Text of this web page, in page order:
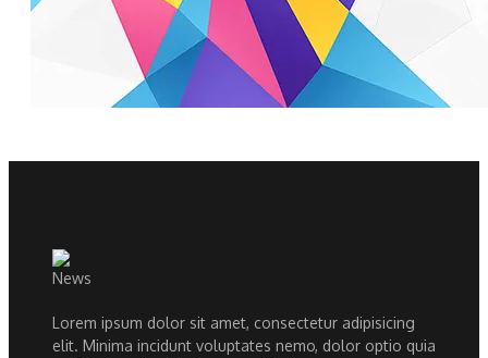
Lorem ipsum dolor sit amet, consectetur adipisicing
elit. Minima incidunt voluptates nemo, dolor optio quia